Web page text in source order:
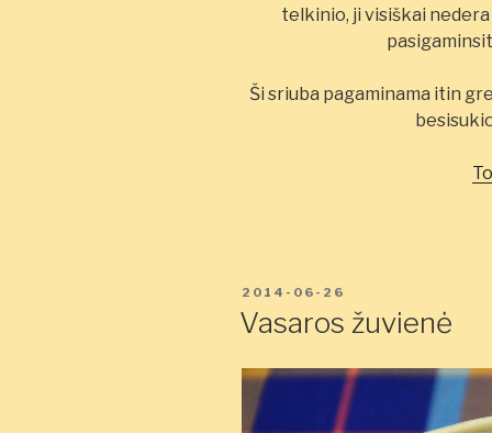
telkinio, ji visiškai
Ši sriuba pagaminama itin
PASKELBTA
2014-06-26
Vasaros žuvienė